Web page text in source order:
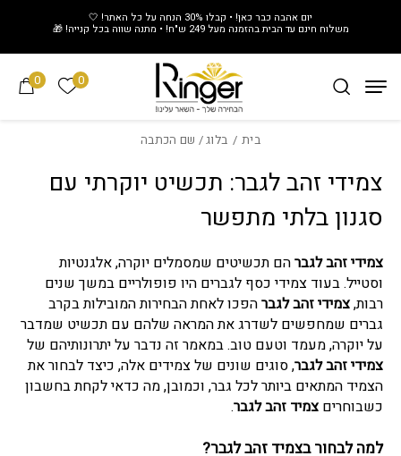
יום אהבה כבר כאן! • קבלו 30% הנחה על כל האתר! 🤍
משלוח חינם עד הבית בהזמנה מעל 249 ש"ח! • מתנה שווה בכל קנייה! 🎁
0 0 הרשימה
בית / בלוג/ שם הכתבה
צמידי זהב לגבר: תכשיט יוקרתי עם
סגנון בלתי מתפשר
צמידי זהב לגברהם תכשיטים שמסמלים יוקרה, אלגנטיות
וסטייל. בעוד צמידי כסף לגברים היו פופולריים במשך שנים
רבות,צמידי זהב לגברהפכו לאחת הבחירות המובילות בקרב
גברים שמחפשים לשדרג את המראה שלהם עם תכשיט שמדבר
על יוקרה, מעמד וטעם טוב. במאמר זה נדבר על יתרונותיהם של
צמידי זהב לגבר, סוגים שונים של צמידים אלה, כיצד לבחור את
הצמיד המתאים ביותר לכל גבר, וכמובן, מה כדאי לקחת בחשבון
כשבוחרים צמיד זהב לגבר.
למה לבחור בצמיד זהב לגבר?